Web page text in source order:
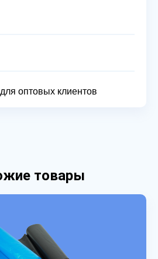
оптовых клиентов
товары